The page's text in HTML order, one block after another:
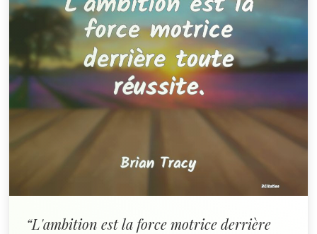
“L'ambition est la force motrice derrière